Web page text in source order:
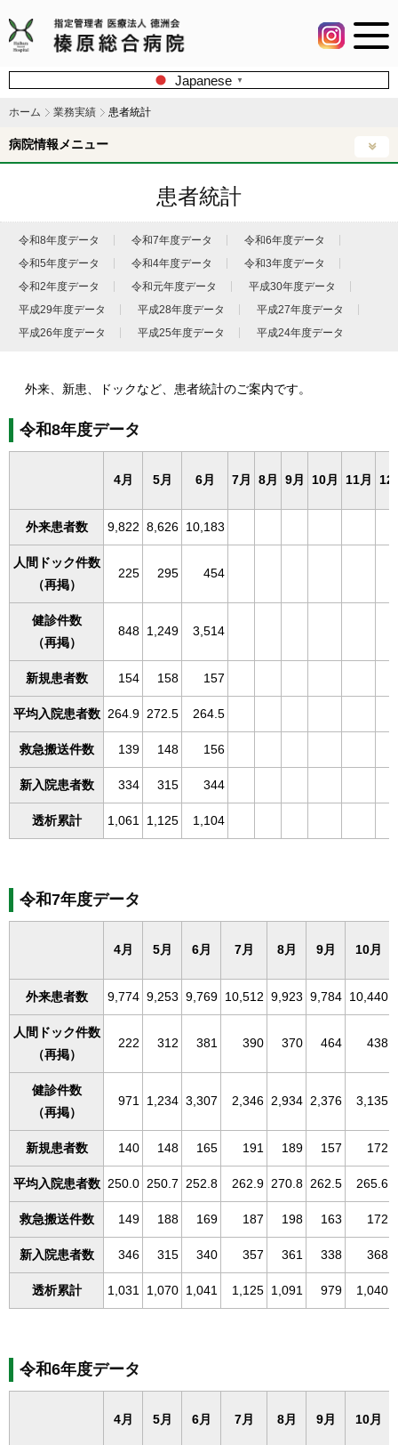
Japanese ▼
ホーム 業務実績 患者統計
患者統計
令和8年度データ 令和7年度データ
令和6年度データ
令和5年度データ
令和4年度データ
令和3年度データ
令和2年度データ
令和元年度データ
平成30年度データ
平成29年度データ
平成28年度データ
平成27年度データ
平成26年度データ
平成25年度データ 平成24年度データ
外来、新患、ドックなど、患者統計のご案内です。
令和8年度データ
4月 5月 6月 7月 8月 9月 10月 11月 12
外来患者数 9,822 8,626 10,183
人間ドック件数
（再掲）
225 295 454
健診件数
（再掲）
848 1,249 3,514
新規患者数 154 158 157
平均入院患者数 264.9 272.5 264.5
救急搬送件数 139 148 156
新入院患者数 334 315 344
透析累計 1,061 1,125 1,104
令和7年度データ
4月 5月 6月 7月 8月 9月 10月
外来患者数 9,774 9,253 9,769 10,512 9,923 9,784 10,440
人間ドック件数
（再掲）
222 312 381 390 370 464 438
健診件数
（再掲）
971 1,234 3,307 2,346 2,934 2,376 3,135
新規患者数 140 148 165 191 189 157 172
平均入院患者数 250.0 250.7 252.8 262.9 270.8 262.5 265.6
救急搬送件数 149 188 169 187 198 163 172
新入院患者数 346 315 340 357 361 338 368
透析累計 1,031 1,070 1,041 1,125 1,091 979 1,040
令和6年度データ
4月 5月 6月 7月 8月 9月 10月
病院情報メニュー